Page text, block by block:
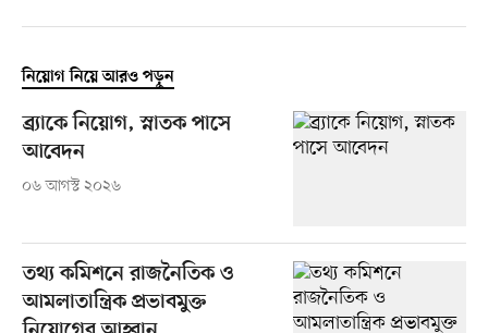
নিয়োগ নিয়ে আরও পড়ুন
ব্র্যাকে নিয়োগ, স্নাতক পাসে
আবেদন
০৬ আগস্ট ২০২৬
তথ্য কমিশনে রাজনৈতিক ও
আমলাতান্ত্রিক প্রভাবমুক্ত